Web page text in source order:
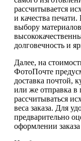
рассчитывается
и качества
выбору
долговечность и
Далее, на
ФотоПочте
доставка почтой,
или же отправка в
рассчитываться
веса заказа. Для
предварительно
оформлении